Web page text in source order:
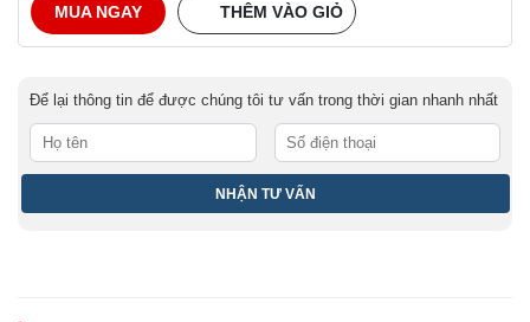
MUA NGAY THÊM VÀO GIỎ
Để lại thông tin để được chúng tôi tư vấn trong thời gian nhanh nhất